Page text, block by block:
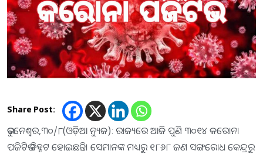
Share Post:
ଭୁବନେଶ୍ୱର,୩୦/୮(ଓଡ଼ିଆ ନ୍ୟୁଜ): ରାଜ୍ୟରେ ଆଜି ପୁଣି ୩୦୧୪ କରୋନା
ପଜିଟିଭ ଚିହ୍ନଟ ହୋଇଛନ୍ତି। ସେମାନଙ୍କ ମଧ୍ୟରୁ ୧୮୬୮ ଜଣ ସଙ୍ଗରୋଧ କେନ୍ଦ୍ରରୁ